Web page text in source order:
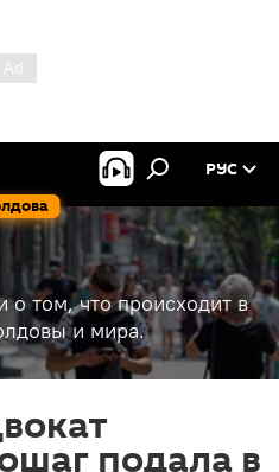
РУС
о том, что происходит в
и мира.
подала в